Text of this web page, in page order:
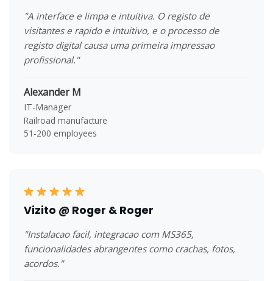
"A interface e limpa e intuitiva. O registo de
visitantes e rapido e intuitivo, e o processo de
registo digital causa uma primeira impressao
profissional."
Alexander M
IT-Manager
Railroad manufacture
51-200 employees
Vizito @ Roger & Roger
"Instalacao facil, integracao com MS365,
funcionalidades abrangentes como crachas, fotos,
acordos."